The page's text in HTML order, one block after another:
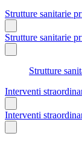
Strutture sanitarie
Strutture sanitarie
Strutture
Interventi
Interventi